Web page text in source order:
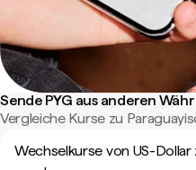
Sende PYG aus anderen
Vergleiche Kurse zu
Wechselkurse von US-